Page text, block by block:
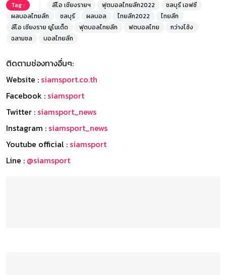
Tag : ลีโอ เชียงรายฯ ฟุตบอลไทยลีก2022
ชลบุรี เอฟซี
ผลบอลไทยลีก
ชลบุรี ผลบอล ไทยลีก2022
ไทยลีก
ลีโอ เชียงราย ยูไนเต็ด
ฟุตบอลไทยลีก ฟตบอลไทย
กว่างโซ้ง
ฉลามชล
บอลไทยลีก
ติดตามช่องทางอื่นๆ:
Website : siamsport.co.th
Facebook : siamsport
Twitter : siamsport_news
Instagram : siamsport_news
Youtube official : siamsport
Line : @siamsport